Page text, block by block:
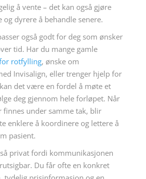
å vente – det kan også gjøre
dyrere å behandle senere.
også godt for deg som ønsker
tid. Har du mange gamle
rotfylling, ønske om
Invisalign, eller trenger hjelp for
det være en fordel å møte et
deg gjennom hele forløpet. Når
finnes under samme tak, blir
enklere å koordinere og lettere å
pasient.
privat fordi kommunikasjonen
Du får ofte en konkret